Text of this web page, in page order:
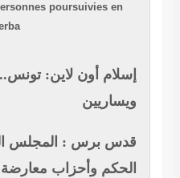
Trois personnes poursuivies en
de Djerba
أون لاين: تونس.. الإفراج
برس : المجلس الوطني
وأحزاب معارضة